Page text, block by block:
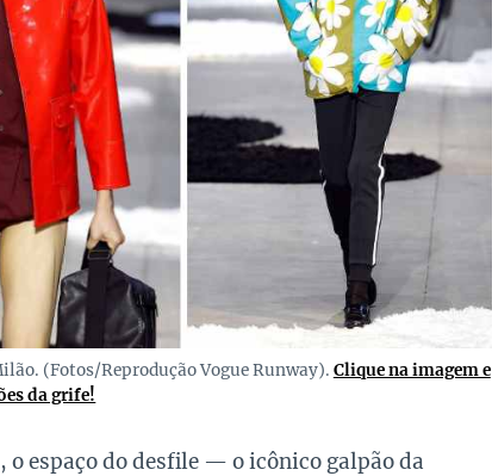
(Fotos/Reprodução Vogue Runway). Clique na imagem e
da grife!
espaço do desfile — o icônico galpão da